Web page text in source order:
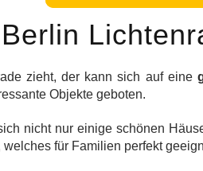
zieht, der kann sich auf eine
Objekte geboten.
nicht nur einige schönen
welches für Familien perfekt